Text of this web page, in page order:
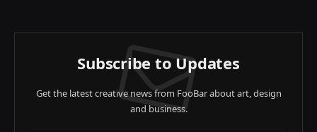
Subscribe to Updates
Get the latest creative news from FooBar about art, design
and business.